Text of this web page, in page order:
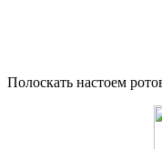
Полоскать настоем